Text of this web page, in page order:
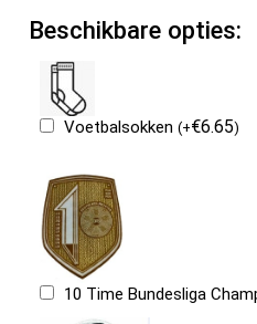
Beschikbare opties:
Voetbalsokken(+€6.65)
10 Time Bundesliga